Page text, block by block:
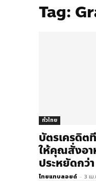
Tag:
ทั่วไทย
บัตรเครดิต
ให้คุณสั่งอา
ประหยัดกว่
ไทยแทบลอยด์ - 3 เ